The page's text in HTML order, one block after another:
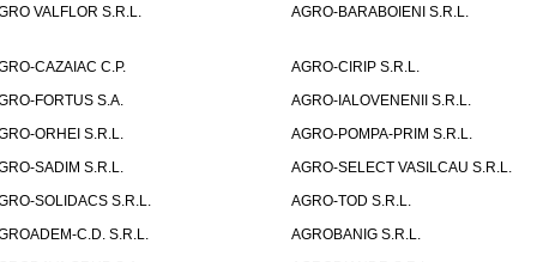
VALFLOR S.R.L.
AGRO-BARABOIENI S.R.L.
CAZAIAC C.P.
AGRO-CIRIP S.R.L.
FORTUS S.A.
AGRO-IALOVENENII S.R.L.
ORHEI S.R.L.
AGRO-POMPA-PRIM S.R.L.
SADIM S.R.L.
AGRO-SELECT VASILCAU S.R.L.
SOLIDACS S.R.L.
AGRO-TOD S.R.L.
C.D. S.R.L.
AGROBANIG S.R.L.